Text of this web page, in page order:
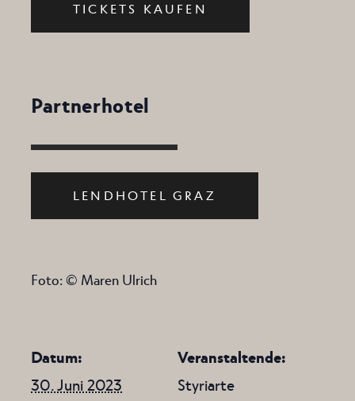
TICKETS KAUFEN
Partnerhotel
LENDHOTEL GRAZ
Foto: © Maren Ulrich
Datum:
30. Juni 2023
Veranstaltende:
Styriarte